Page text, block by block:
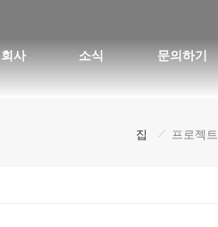
회사 소식 문의하기
집 / 프로젝트